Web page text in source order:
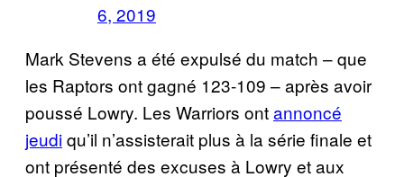
6, 2019
Mark Stevens a été expulsé du match – que
les Raptors ont gagné 123-109 – après avoir
poussé Lowry. Les Warriors ontannoncé
jeudiqu’il n’assisterait plus à la série finale et
ont présenté des excuses à Lowry et aux